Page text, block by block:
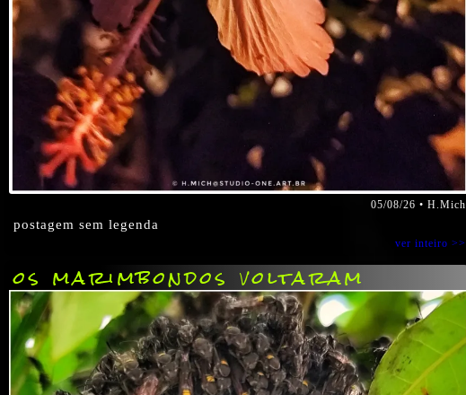
05/08/26 • H.Mich
postagem sem legenda
ver inteiro >>
os marimbondos voltaram